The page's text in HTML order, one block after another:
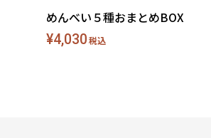
めんべい５種おまとめBOX
¥4,030 税込